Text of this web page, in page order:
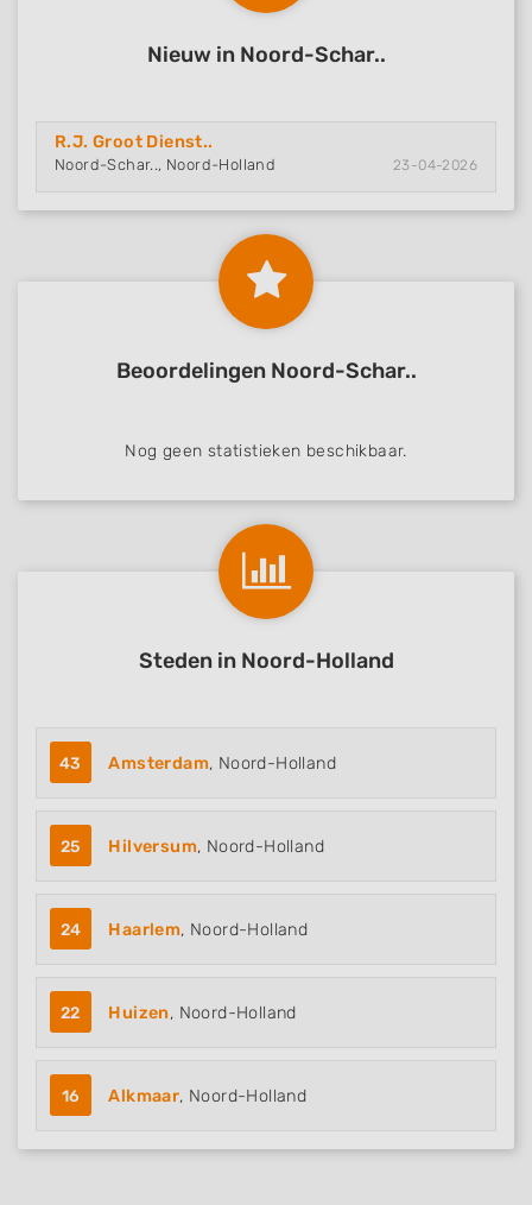
Nieuw in Noord-Schar..
R.J. Groot Dienst..
Noord-Schar.., Noord-Holland 23-04-2026
Beoordelingen Noord-Schar..
Nog geen statistieken beschikbaar.
Steden in Noord-Holland
43 Amsterdam, Noord-Holland
25 Hilversum, Noord-Holland
24 Haarlem, Noord-Holland
22 Huizen, Noord-Holland
16 Alkmaar, Noord-Holland